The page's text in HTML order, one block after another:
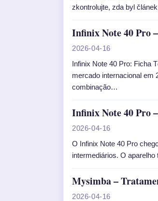
zkontrolujte, zda byl
Infinix Note 40 Pro
2026-04-16
Infinix Note 40 Pro: Ficha
mercado internacional em
combinação…
Infinix Note 40 Pro
2026-04-16
O Infinix Note 40 Pro
intermediários. O
Mysimba –
2026-04-16